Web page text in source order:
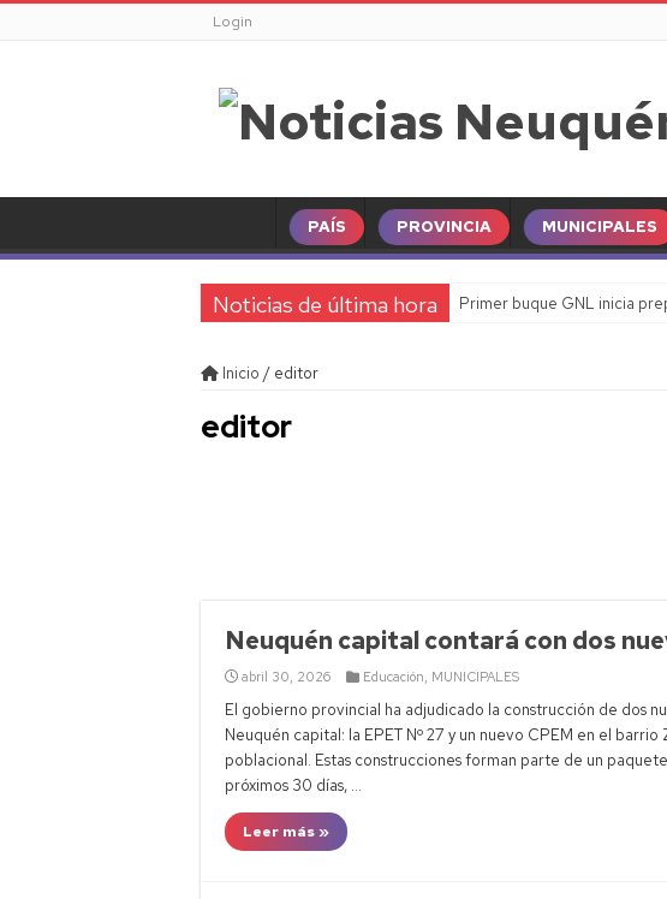
Login
PAÍS PROVINCIA MUNICIPALES
Noticias de última hora
Primer buque GNL inicia
Inicio / editor
editor
Neuquén capital contará con dos
abril 30, 2026 Educación, MUNICIPALES
El gobierno provincial ha adjudicado la construcción de dos
Neuquén capital: la EPET Nº 27 y un nuevo CPEM en el barrio
poblacional. Estas construcciones forman parte de un
próximos 30 días, …
Leer más »